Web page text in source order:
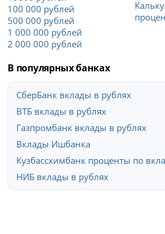
100 000 рублей
500 000 рублей
1 000 000 рублей
2 000 000 рублей
В популярных банках
СберБанк вклады в рублях
ВТБ вклады в рублях
Газпромбанк вклады в рублях
Вклады Ишбанка
Кузбассхимбанк проценты по
НИБ вклады в рублях